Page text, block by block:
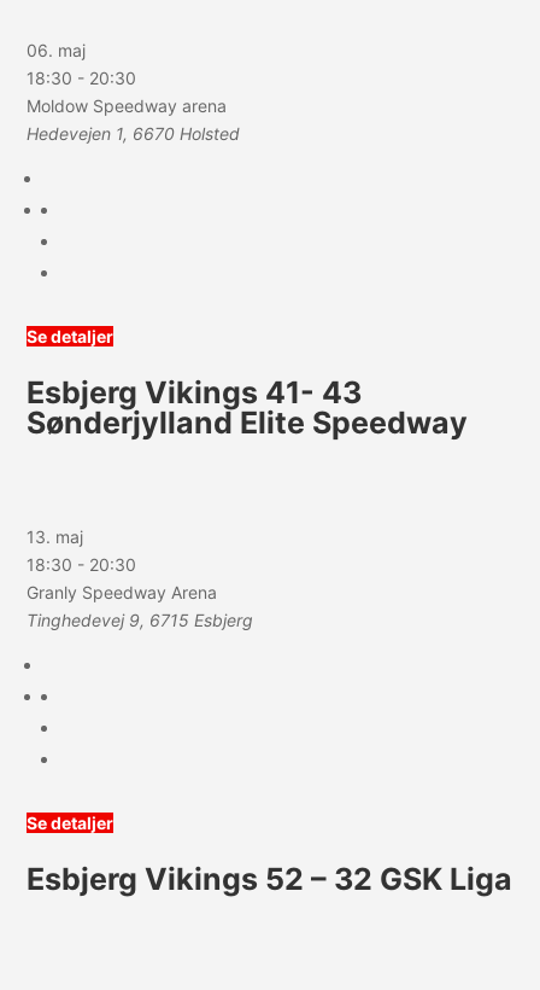
06. maj
18:30 - 20:30
Moldow Speedway arena
Hedevejen 1, 6670 Holsted
Se detaljer
Esbjerg Vikings 41- 43
Sønderjylland Elite Speedway
13. maj
18:30 - 20:30
Granly Speedway Arena
Tinghedevej 9, 6715 Esbjerg
Se detaljer
Esbjerg Vikings 52 – 32 GSK Liga